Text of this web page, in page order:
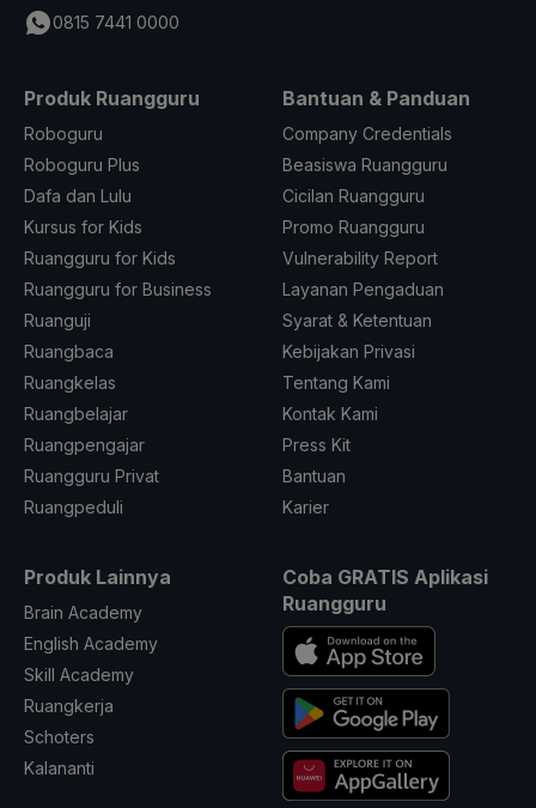
0815 7441 0000
Produk Ruangguru
Roboguru
Roboguru Plus
Dafa dan Lulu
Kursus for Kids
Ruangguru for Kids
Ruangguru for Business
Ruanguji
Ruangbaca
Ruangkelas
Ruangbelajar
Ruangpengajar
Ruangguru Privat
Ruangpeduli
Bantuan & Panduan
Company Credentials
Beasiswa Ruangguru
Cicilan Ruangguru
Promo Ruangguru
Vulnerability Report
Layanan Pengaduan
Syarat & Ketentuan
Kebijakan Privasi
Tentang Kami
Kontak Kami
Press Kit
Bantuan
Karier
Produk Lainnya
Brain Academy
English Academy
Skill Academy
Ruangkerja
Schoters
Kalananti
Coba GRATIS Aplikasi
Ruangguru